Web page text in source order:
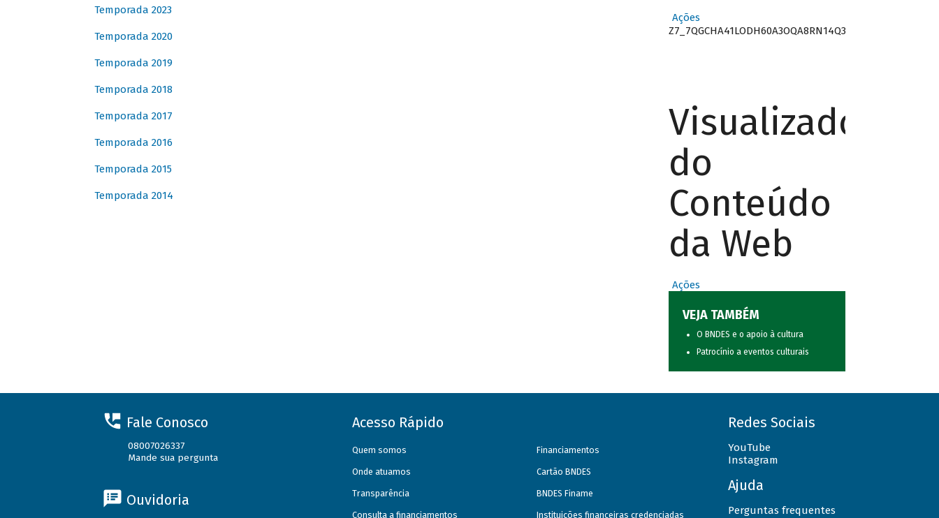
Temporada 2023
Temporada 2020
Temporada 2019
Temporada 2018
Temporada 2017
Temporada 2016
Temporada 2015
Temporada 2014
Ações
Z7_7QGCHA41LODH60A3OQA8RN14Q3
Visualizador
do
Conteúdo
da Web
Ações
VEJA TAMBÉM
O BNDES e o apoio à cultura
Patrocínio a eventos culturais
Fale Conosco
08007026337
Mande sua pergunta
Ouvidoria
Acesso Rápido
Quem somos
Onde atuamos
Transparência
Consulta a financiamentos
Financiamentos
Cartão BNDES
BNDES Finame
Instituições financeiras credenciadas
Redes Sociais
YouTube
Instagram
Ajuda
Perguntas frequentes